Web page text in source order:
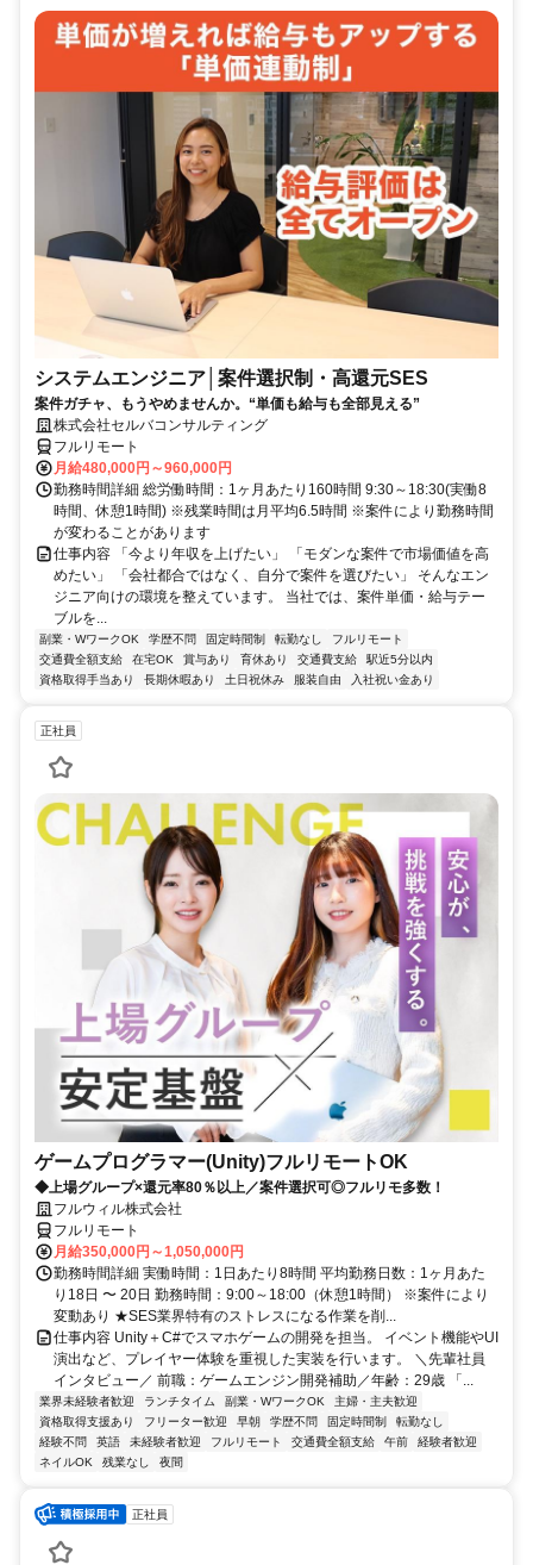
システムエンジニア│案件選択制・高還元SES
案件ガチャ、もうやめませんか。“単価も給与も全部見える”
株式会社セルバコンサルティング
フルリモート
月給480,000円～960,000円
勤務時間詳細 総労働時間：1ヶ月あたり160時間 9:30～18:30(実働8
時間、休憩1時間) ※残業時間は月平均6.5時間 ※案件により勤務時間
が変わることがあります
仕事内容 「今より年収を上げたい」 「モダンな案件で市場価値を高
めたい」 「会社都合ではなく、自分で案件を選びたい」 そんなエン
ジニア向けの環境を整えています。 当社では、案件単価・給与テー
ブルを...
副業・WワークOK 学歴不問 固定時間制 転勤なし
フルリモート
交通費全額支給
在宅OK 賞与あり 育休あり 交通費支給
駅近5分以内
資格取得手当あり
長期休暇あり 土日祝休み 服装自由 入社祝い金あり
正社員
ゲームプログラマー(Unity)フルリモートOK
◆上場グループ×還元率80％以上／案件選択可◎フルリモ多数！
フルウィル株式会社
フルリモート
月給350,000円～1,050,000円
勤務時間詳細 実働時間：1日あたり8時間 平均勤務日数：1ヶ月あた
り18日 〜 20日 勤務時間：9:00～18:00（休憩1時間） ※案件により
変動あり ★SES業界特有のストレスになる作業を削...
仕事内容 Unity＋C#でスマホゲームの開発を担当。 イベント機能やUI
演出など、プレイヤー体験を重視した実装を行います。 ＼先輩社員
インタビュー／ 前職：ゲームエンジン開発補助／年齢：29歳 「...
業界未経験者歓迎 ランチタイム 副業・WワークOK
主婦・主夫歓迎
資格取得支援あり
フリーター歓迎 早朝 学歴不問 固定時間制
転勤なし
経験不問
英語 未経験者歓迎 フルリモート 交通費全額支給 午前
経験者歓迎
ネイルOK
残業なし 夜間
正社員